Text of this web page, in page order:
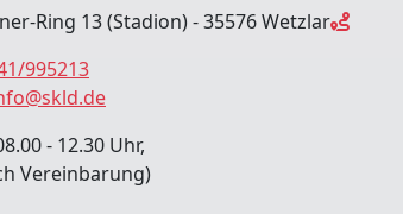
Ring 13 (Stadion) - 35576 Wetzlar
995213
- 12.30 Uhr,
Vereinbarung)